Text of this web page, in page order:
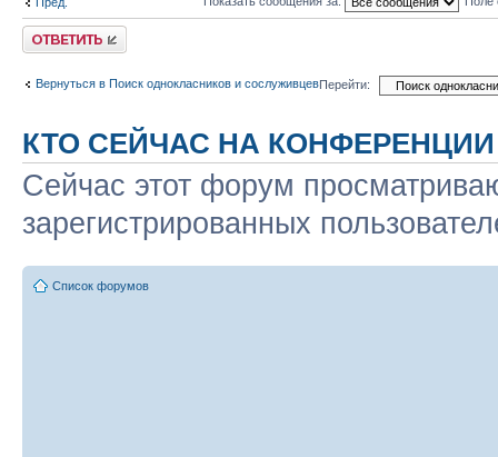
Ответить
Вернуться в Поиск однокласников и сослуживцевПерейти:
КТО СЕЙЧАС НА КОНФЕРЕНЦИИ
Сейчас этот форум
зарегистрированных
Список форумов